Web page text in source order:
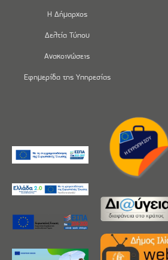
Η Δήμαρχος
Δελτία Τύπου
Ανακοινώσεις
Εφημερίδα της Υπηρεσίας